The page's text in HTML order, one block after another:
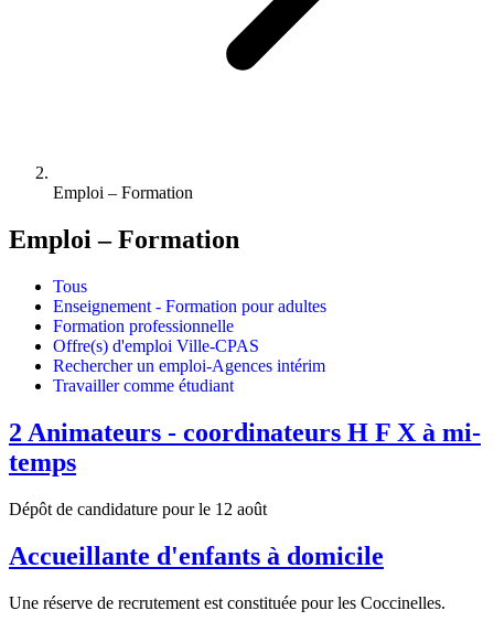
Emploi – Formation
Emploi – Formation
Tous
Enseignement - Formation pour adultes
Formation professionnelle
Offre(s) d'emploi Ville-CPAS
Rechercher un emploi-Agences intérim
Travailler comme étudiant
2 Animateurs - coordinateurs H F X à mi-
temps
Dépôt de candidature pour le 12 août
Accueillante d'enfants à domicile
Une réserve de recrutement est constituée pour les Coccinelles.